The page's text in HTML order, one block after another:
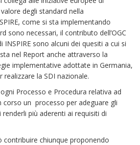
degli standard nella
come si sta implementando
sono necessari, il contributo dell’OGC
sono alcuni dei quesiti a cui si
nel Report anche attraverso la
implementative adottate in Germania,
realizzare la SDI nazionale.
Processo e Procedura relativa ad
corso un processo per adeguare gli
renderli più aderenti ai requisiti di
contribuire chiunque proponendo